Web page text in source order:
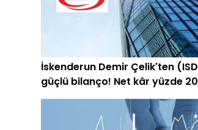
İskenderun Demir Çelik'ten
güçlü bilanço! Net kâr yüzde
arttı